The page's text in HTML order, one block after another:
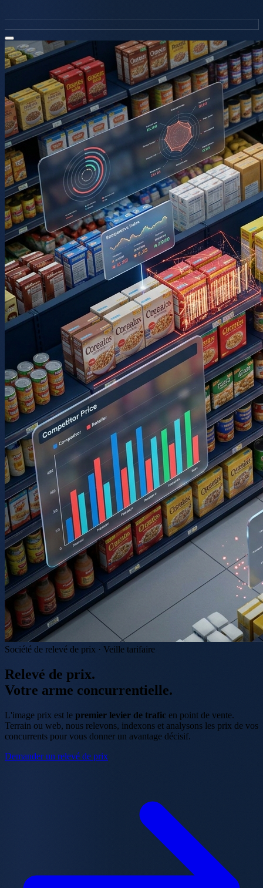
Société de relevé de prix · Veille tarifaire
Relevé de prix.
Votre arme concurrentielle.
L'image prix est le premier levier de trafic en point de vente.
Terrain ou web, nous relevons, indexons et analysons les prix de vos
concurrents pour vous donner un avantage décisif.
Demander un relevé de prix